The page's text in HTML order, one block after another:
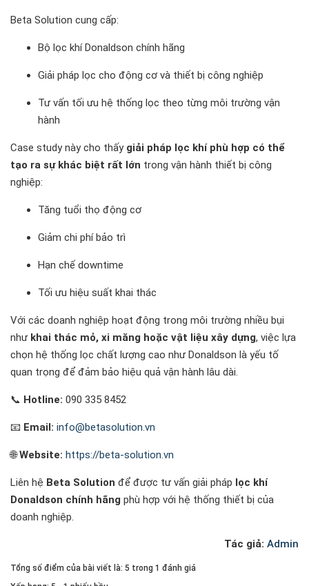
Beta Solution cung cấp:
Bộ lọc khí Donaldson chính hãng
Giải pháp lọc cho động cơ và thiết bị công nghiệp
Tư vấn tối ưu hệ thống lọc theo từng môi trường vận
hành
Case study này cho thấy giải pháp lọc khí phù hợp có thể
tạo ra sự khác biệt rất lớn trong vận hành thiết bị công
nghiệp:
Tăng tuổi thọ động cơ
Giảm chi phí bảo trì
Hạn chế downtime
Tối ưu hiệu suất khai thác
Với các doanh nghiệp hoạt động trong môi trường nhiều bụi
như khai thác mỏ, xi măng hoặc vật liệu xây dựng, việc lựa
chọn hệ thống lọc chất lượng cao như Donaldson là yếu tố
quan trọng để đảm bảo hiệu quả vận hành lâu dài.
📞 Hotline: 090 335 8452
📧 Email: info@betasolution.vn
🌐Website: https://beta-solution.vn
Liên hệ Beta Solution để được tư vấn giải pháp lọc khí
Donaldson chính hãng phù hợp với hệ thống thiết bị của
doanh nghiệp.
Tác giả: Admin
Tổng số điểm của bài viết là: 5 trong 1 đánh giá